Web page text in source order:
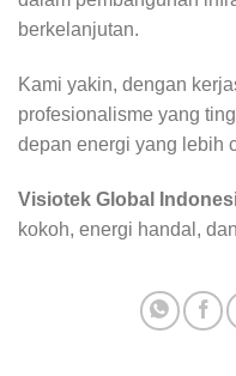
berkelanjutan.
Kami yakin, dengan
profesionalisme yang
depan energi yang lebih
Visiotek Global
kokoh, energi handal,